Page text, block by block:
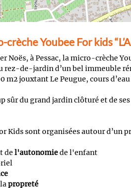
Youbee For kids
Noës, à Pessac, la micro-crèche
rez-de-jardin d’un bel immeuble
m2 jouxtant Le Peugue, cours
sûr du grand jardin clôturé et de ses
Kids sont organisées autour d’un
de l'autonomiede l'enfant
propreté